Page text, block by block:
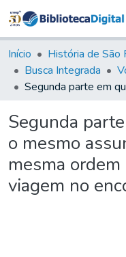
Início História de São
Busca Integrada
Segunda
o mesmo
mesma
viagem no